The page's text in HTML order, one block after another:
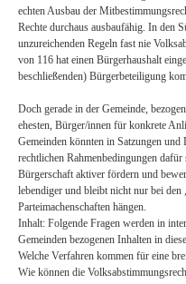
echten Ausbau der
Rechte durchaus ausbaufähig. In den
unzureichenden Regeln fast nie
von 116 hat einen Bürgerhaushalt
beschließenden) Bürgerbeteiligung
Doch gerade in der Gemeinde,
ehesten, Bürger/innen für konkrete
Gemeinden könnten in Satzungen
rechtlichen Rahmenbedingungen
Bürgerschaft aktiver fördern und
lebendiger und bleibt nicht nur bei den
Parteimachenschaften hängen.
Inhalt: Folgende Fragen werden in
Gemeinden bezogenen Inhalten in
Welche Verfahren kommen für eine
Wie können die